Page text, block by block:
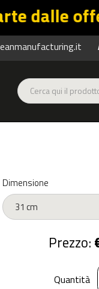
Dimensione
Prezzo:
Quantità